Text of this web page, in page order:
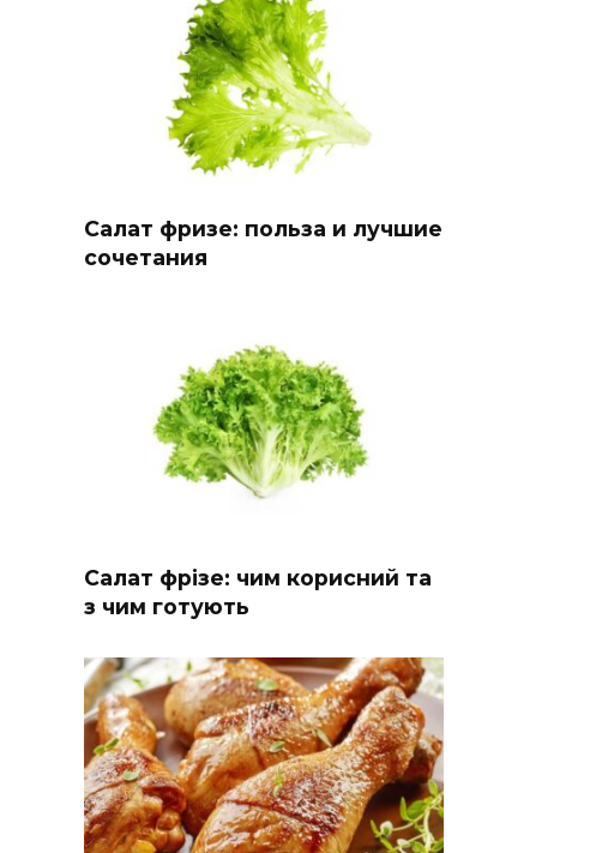
Салат фризе: польза и лучшие
сочетания
Салат фрізе: чим корисний та
з чим готують